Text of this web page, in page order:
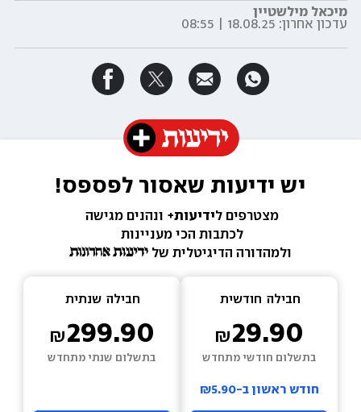
מיכאל מילשטיין
עדכון אחרון: 18.08.25 | 08:55
יש ידיעות שאסור לפספס!
מצטרפים לידיעות+ ונהנים מגישה
לכתבות הכי מעניינות
ולמהדורה הדיגיטלית של
חבילה חודשית
29.90
בתשלום חודשי מתחדש
חודש ראשון ב-₪5.90
חבילה שנתית
299.90
בתשלום שנתי מתחדש